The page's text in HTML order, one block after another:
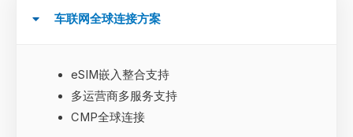
车联网全球连接方案
eSIM嵌入整合支持
多运营商多服务支持
CMP全球连接